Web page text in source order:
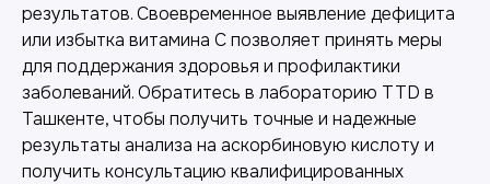
результатов. Своевременное выявление дефицита
или избытка витамина C позволяет принять меры
для поддержания здоровья и профилактики
заболеваний. Обратитесь в лабораторию TTD в
Ташкенте, чтобы получить точные и надежные
результаты анализа на аскорбиновую кислоту и
получить консультацию квалифицированных
Лабораторная диагностика
Точные анализы для контроля здоровья и
выявления заболеваний.